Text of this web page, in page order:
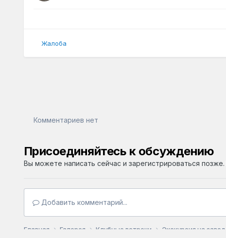
Жалоба
Комментариев нет
Присоединяйтесь к обсуждению
Вы можете написать сейчас и зарегистрироваться позже.
Добавить комментарий...
Главная Галерея Клубные встречи Экскурсия на завод